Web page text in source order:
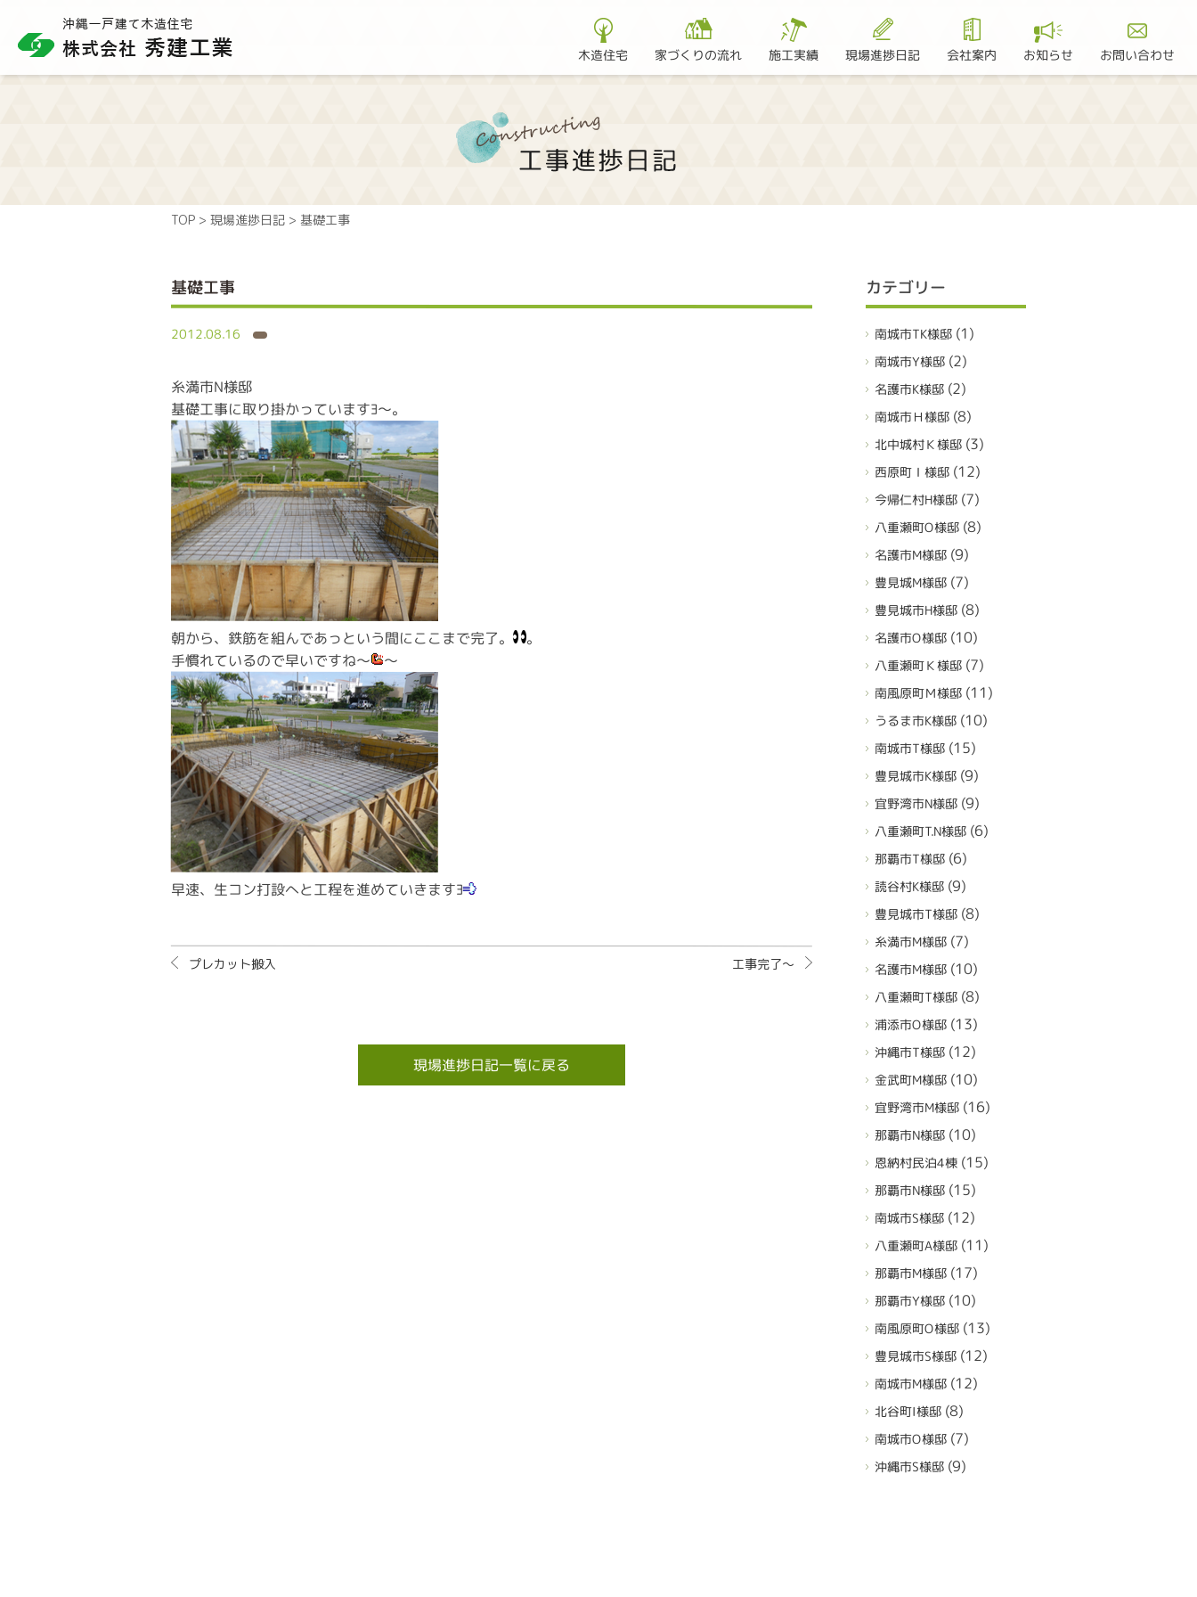
木造住宅 家づくりの流れ 施工実績 現場進捗日記 会社案内 お知らせ お問い合わせ
TOP > 現場進捗日記 > 基礎工事
基礎工事
2012.08.16
糸満市N様邸
基礎工事に取り掛かっていますﾖ～。
朝から、鉄筋を組んであっという間にここまで完了。 。
手慣れているので早いですね～ ～
早速、生コン打設へと工程を進めていきますﾖ
プレカット搬入 工事完了～
現場進捗日記一覧に戻る
カテゴリー
南城市TK様邸(1)
南城市Y様邸(2)
名護市K様邸(2)
南城市Ｈ様邸(8)
北中城村Ｋ様邸(3)
西原町Ｉ様邸(12)
今帰仁村H様邸(7)
八重瀬町O様邸(8)
名護市M様邸(9)
豊見城M様邸(7)
豊見城市H様邸(8)
名護市O様邸(10)
八重瀬町Ｋ様邸(7)
南風原町Ｍ様邸(11)
うるま市K様邸(10)
南城市T様邸(15)
豊見城市K様邸(9)
宜野湾市N様邸(9)
八重瀬町T.N様邸(6)
那覇市T様邸(6)
読谷村K様邸(9)
豊見城市T様邸(8)
糸満市M様邸(7)
名護市M様邸(10)
八重瀬町T様邸(8)
浦添市O様邸(13)
沖縄市T様邸(12)
金武町M様邸(10)
宜野湾市M様邸(16)
那覇市N様邸(10)
恩納村民泊4棟(15)
那覇市N様邸(15)
南城市S様邸(12)
八重瀬町A様邸(11)
那覇市M様邸(17)
那覇市Y様邸(10)
南風原町O様邸(13)
豊見城市S様邸(12)
南城市M様邸(12)
北谷町I様邸(8)
南城市O様邸(7)
沖縄市S様邸(9)